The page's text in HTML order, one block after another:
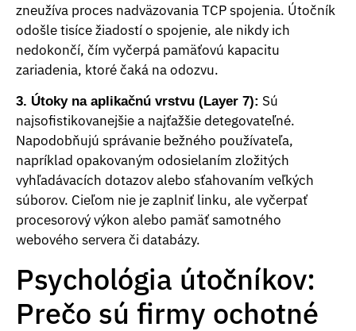
zneužíva proces nadväzovania TCP spojenia. Útočník
odošle tisíce žiadostí o spojenie, ale nikdy ich
nedokončí, čím vyčerpá pamäťovú kapacitu
zariadenia, ktoré čaká na odozvu.
3. Útoky na aplikačnú vrstvu (Layer 7): Sú
najsofistikovanejšie a najťažšie detegovateľné.
Napodobňujú správanie bežného používateľa,
napríklad opakovaným odosielaním zložitých
vyhľadávacích dotazov alebo sťahovaním veľkých
súborov. Cieľom nie je zaplniť linku, ale vyčerpať
procesorový výkon alebo pamäť samotného
webového servera či databázy.
Psychológia útočníkov:
Prečo sú firmy ochotné